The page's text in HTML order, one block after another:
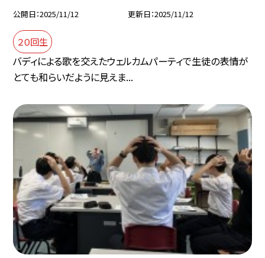
公開日 2025/11/12 更新日 2025/11/12
２０回生
バディによる歌を交えたウェルカムパーティで生徒の表情が
とても和らいだように見えま...